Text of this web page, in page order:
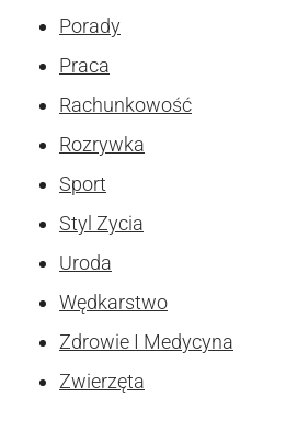
Porady
Praca
Rachunkowość
Rozrywka
Sport
Styl Zycia
Uroda
Wędkarstwo
Zdrowie I Medycyna
Zwierzęta